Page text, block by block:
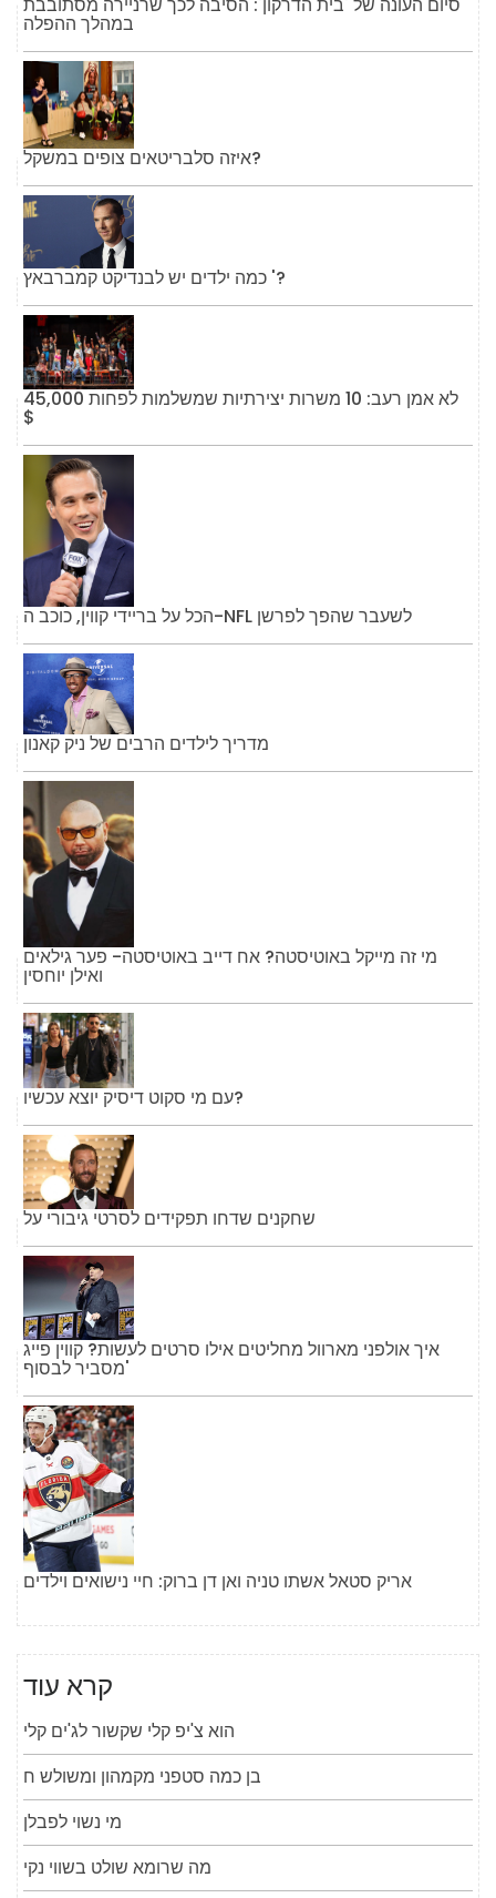
במהלך ההפלה
איזה סלבריטאים צופים במשקל?
כמה ילדים יש לבנדיקט קמברבאץ '?
לא אמן רעב: 10 משרות יצירתיות שמשלמות לפחות 45,000
$
הכל על בריידי קווין, כוכב ה-NFL לשעבר שהפך לפרשן
מדריך לילדים הרבים של ניק קאנון
מי זה מייקל באוטיסטה? אח דייב באוטיסטה- פער גילאים
ואילן יוחסין
עם מי סקוט דיסיק יוצא עכשיו?
שחקנים שדחו תפקידים לסרטי גיבורי על
איך אולפני מארוול מחליטים אילו סרטים לעשות? קווין פייג
'מסביר לבסוף
אריק סטאל אשתו טניה ואן דן ברוק: חיי נישואים וילדים
קרא עוד
הוא צ'יפ קלי שקשור לג'ים קלי
בן כמה סטפני מקמהון ומשולש ח
מי נשוי לפבלן
מה שרומא שולט בשווי נקי